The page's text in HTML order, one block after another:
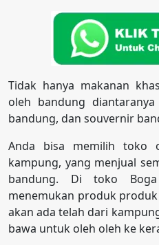
Tidak hanya makanan
oleh bandung
bandung, dan souvernir
Anda bisa memilih toko
kampung, yang menjual
bandung. Di toko
menemukan produk
akan ada telah dari
bawa untuk oleh oleh ke